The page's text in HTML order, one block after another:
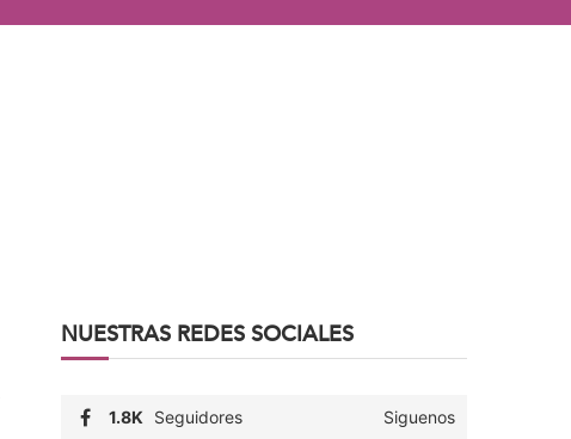
NUESTRAS REDES SOCIALES
1.8K Seguidores Siguenos